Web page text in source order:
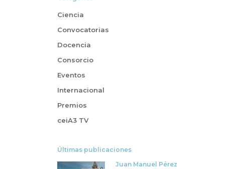
Ciencia
Convocatorias
Docencia
Consorcio
Eventos
Internacional
Premios
ceiA3 TV
Últimas publicaciones
Juan Manuel Pérez